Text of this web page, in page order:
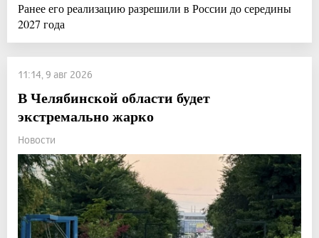
Ранее его реализацию разрешили в России до середины
2027 года
11:14, 9 авг 2026
В Челябинской области будет
экстремально жарко
Новости